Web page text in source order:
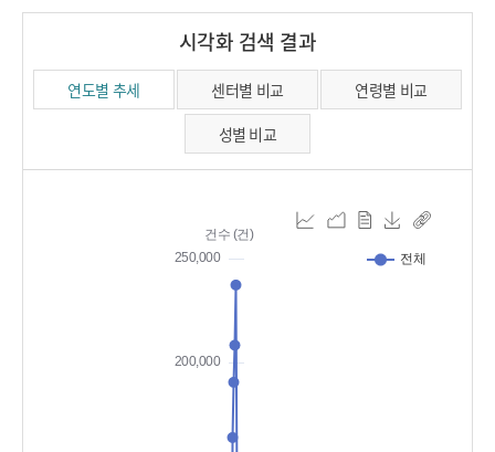
시각화 검색 결과
연도별 추세 센터별 비교
연령별 비교
성별 비교